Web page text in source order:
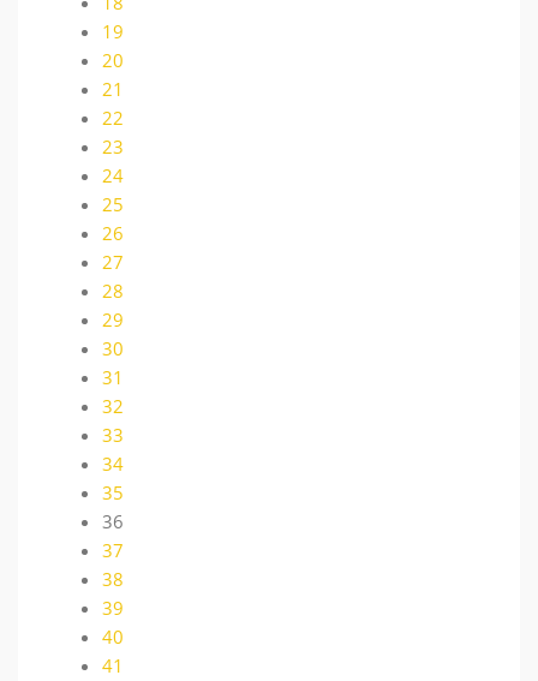
19
20
21
22
23
24
25
26
27
28
29
30
31
32
33
34
35
36
37
38
39
40
41